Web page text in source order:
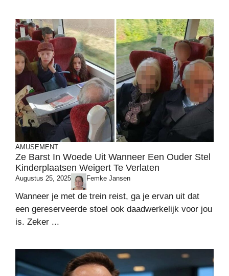
AMUSEMENT
Ze Barst In Woede Uit Wanneer Een Ouder Stel
Kinderplaatsen Weigert Te Verlaten
Augustus 25, 2025 Femke Jansen
Wanneer je met de trein reist, ga je ervan uit dat
een gereserveerde stoel ook daadwerkelijk voor jou
is. Zeker ...